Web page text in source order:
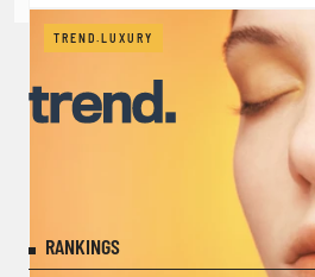
TREND.LUXURY
RANKINGS